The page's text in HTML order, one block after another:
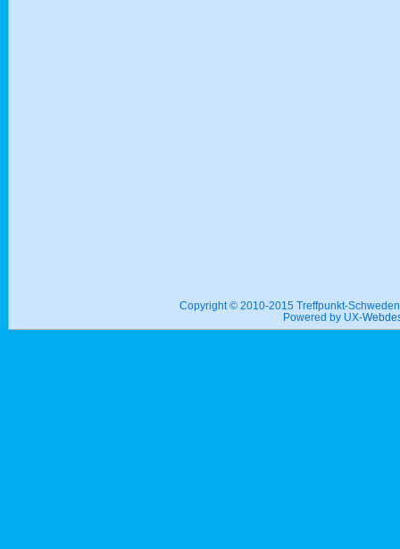
Copyright © 2010-2015 Treffpunkt-
Powered by UX-